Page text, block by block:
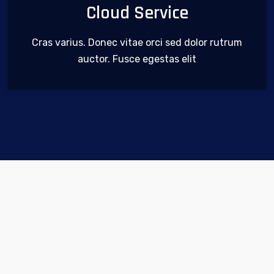
Cloud Service
Cras varius. Donec vitae orci sed dolor rutrum
auctor. Fusce egestas elit